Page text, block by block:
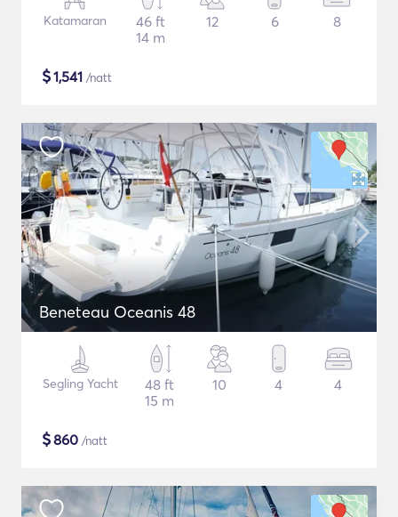
Katamaran
46 ft
14 m
12 6 8
$1,541 /natt
Beneteau Oceanis 48
Segling Yacht
48 ft
15 m
10 4 4
$860 /natt